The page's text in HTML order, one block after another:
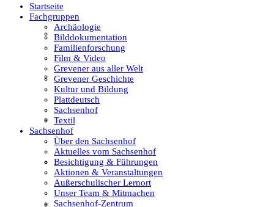
Familienforschung
Film & Video
Grevener aus aller Welt
Grevener Geschichte
Kultur und Bildung
Startseite
Fachgruppen
Archäologie
Bilddokumentation
Familienforschung
Film & Video
Grevener aus aller Welt
Grevener Geschichte
Kultur und Bildung
Plattdeutsch
Sachsenhof
Textil
Sachsenhof
Über den Sachsenhof
Aktuelles vom Sachsenhof
Besichtigung & Führungen
Aktionen & Veranstaltungen
Außerschulischer Lernort
Unser Team & Mitmachen
Sachsenhof-Zentrum